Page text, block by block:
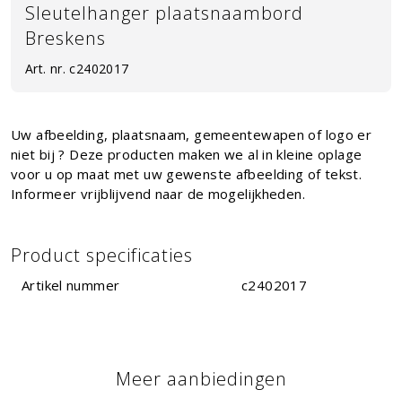
Sleutelhanger plaatsnaambord
Breskens
Art. nr. c2402017
Uw afbeelding, plaatsnaam, gemeentewapen of logo er
niet bij ? Deze producten maken we al in kleine oplage
voor u op maat met uw gewenste afbeelding of tekst.
Informeer vrijblijvend naar de mogelijkheden.
Product specificaties
Artikel nummer c2402017
Meer aanbiedingen